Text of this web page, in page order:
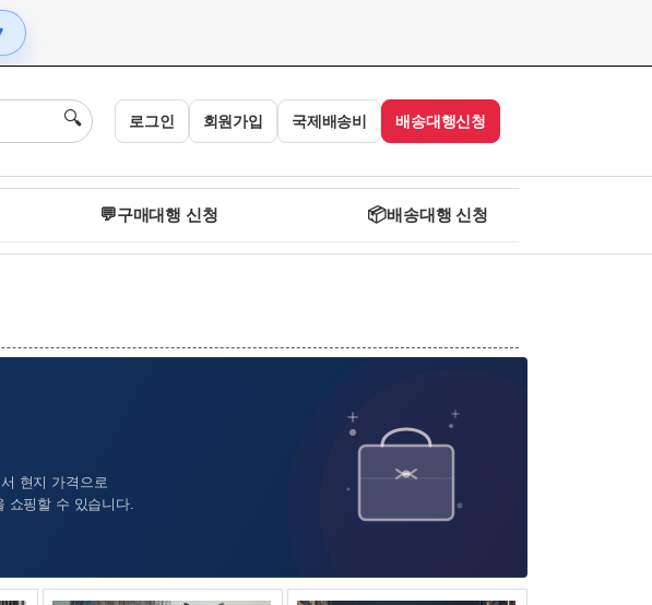
🔍 로그인 회원가입 국제배송비 배송대행신청
💬구매대행 신청 📦배송대행 신청
현지 가격으로
쇼핑할 수 있습니다.